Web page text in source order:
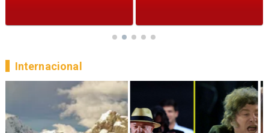
Internacional